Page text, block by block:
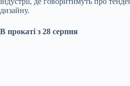
дизайну.
В прокаті з 28 серпня